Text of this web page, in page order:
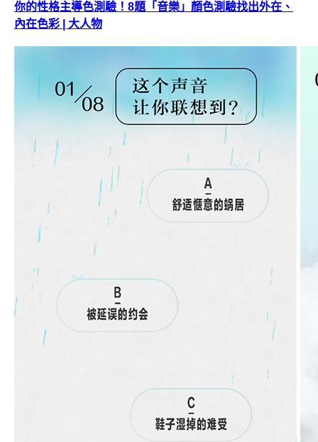
你的性格主導色測驗！8題「音樂」顏色測驗找出外在、
內在色彩 | 大人物